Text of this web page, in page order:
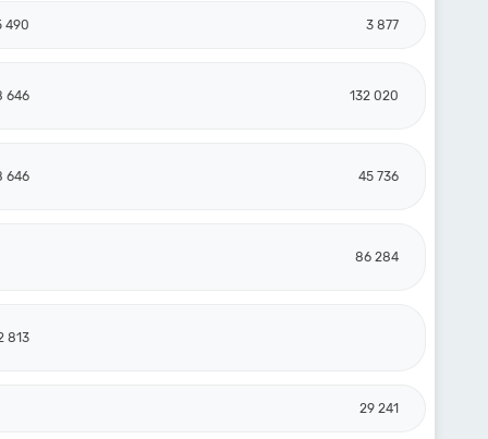
490 3 877
646 132 020
646 45 736
86 284
813
29 241